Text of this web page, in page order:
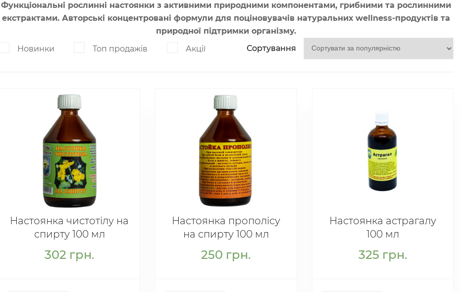
Функціональні рослинні настоянки з активними природними компонентами, грибними та рослинними
екстрактами. Авторські концентровані формули для поціновувачів натуральних wellness-продуктів та
природної підтримки організму.
Новинки
Топ продажів Акції Сортування
Настоянка чистотілу на
спирту 100 мл
302 грн.
Настоянка прополісу
на спирту 100 мл
250 грн.
Настоянка астрагалу
100 мл
325 грн.